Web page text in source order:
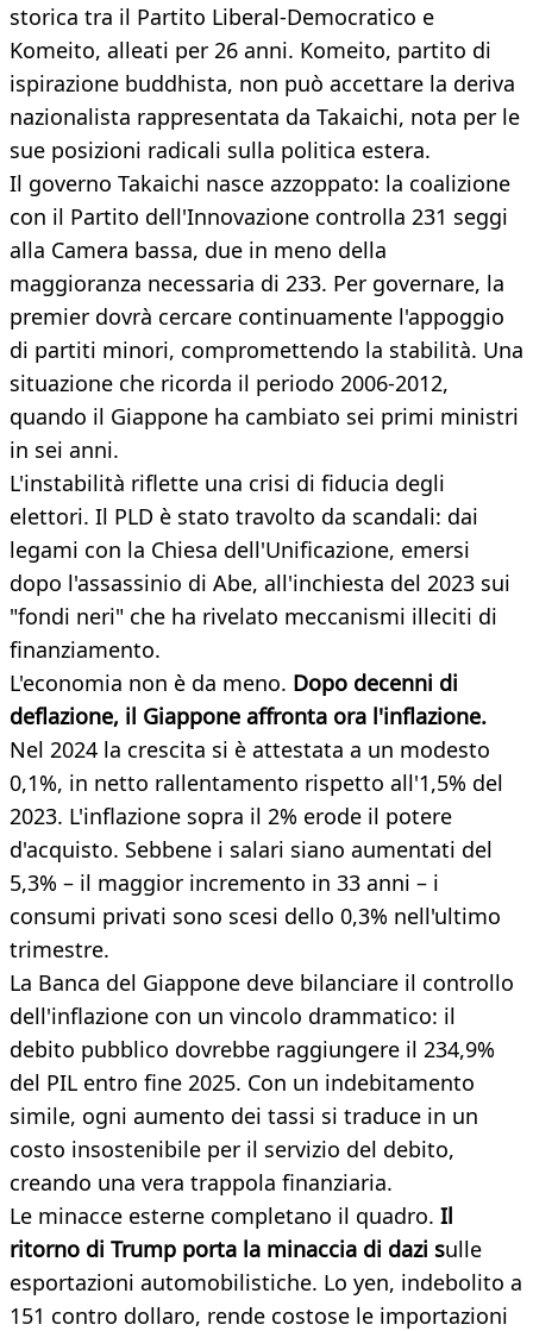
storica tra il Partito Liberal-Democratico e
Komeito, alleati per 26 anni. Komeito, partito di
ispirazione buddhista, non può accettare la deriva
nazionalista rappresentata da Takaichi, nota per le
sue posizioni radicali sulla politica estera.
Il governo Takaichi nasce azzoppato: la coalizione
con il Partito dell'Innovazione controlla 231 seggi
alla Camera bassa, due in meno della
maggioranza necessaria di 233. Per governare, la
premier dovrà cercare continuamente l'appoggio
di partiti minori, compromettendo la stabilità. Una
situazione che ricorda il periodo 2006-2012,
quando il Giappone ha cambiato sei primi ministri
in sei anni.
L'instabilità riflette una crisi di fiducia degli
elettori. Il PLD è stato travolto da scandali: dai
legami con la Chiesa dell'Unificazione, emersi
dopo l'assassinio di Abe, all'inchiesta del 2023 sui
"fondi neri" che ha rivelato meccanismi illeciti di
finanziamento.
L'economia non è da meno. Dopo decenni di
deflazione, il Giappone affronta ora l'inflazione.
Nel 2024 la crescita si è attestata a un modesto
0,1%, in netto rallentamento rispetto all'1,5% del
2023. L'inflazione sopra il 2% erode il potere
d'acquisto. Sebbene i salari siano aumentati del
5,3% – il maggior incremento in 33 anni – i
consumi privati sono scesi dello 0,3% nell'ultimo
trimestre.
La Banca del Giappone deve bilanciare il controllo
dell'inflazione con un vincolo drammatico: il
debito pubblico dovrebbe raggiungere il 234,9%
del PIL entro fine 2025. Con un indebitamento
simile, ogni aumento dei tassi si traduce in un
costo insostenibile per il servizio del debito,
creando una vera trappola finanziaria.
Le minacce esterne completano il quadro. Il
ritorno di Trump porta la minaccia di dazi sulle
esportazioni automobilistiche. Lo yen, indebolito a
151 contro dollaro, rende costose le importazioni